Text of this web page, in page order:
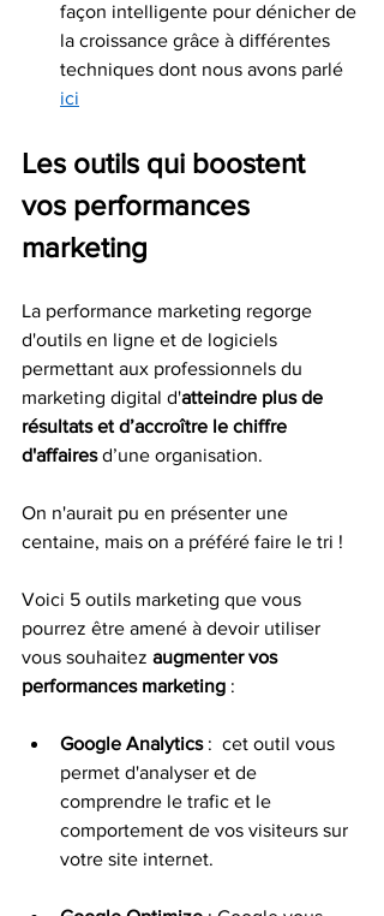
façon intelligente pour dénicher de
la croissance grâce à différentes
techniques dont nous avons parlé
ici
Les outils qui boostent
vos performances
marketing
La performance marketing regorge
d'outils en ligne et de logiciels
permettant aux professionnels du
marketing digital d'atteindre plus de
résultats et d’accroître le chiffre
d'affaires d’une organisation.
On n'aurait pu en présenter une
centaine, mais on a préféré faire le tri !
Voici 5 outils marketing que vous
pourrez être amené à devoir utiliser
vous souhaitez augmenter vos
performances marketing :
Google Analytics :  cet outil vous
permet d'analyser et de
comprendre le trafic et le
comportement de vos visiteurs sur
votre site internet.